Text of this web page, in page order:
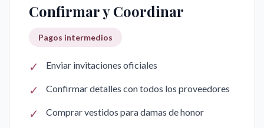
Confirmar y Coordinar
Pagos intermedios
✓ Enviar invitaciones oficiales
✓ Confirmar detalles con todos los proveedores
✓ Comprar vestidos para damas de honor